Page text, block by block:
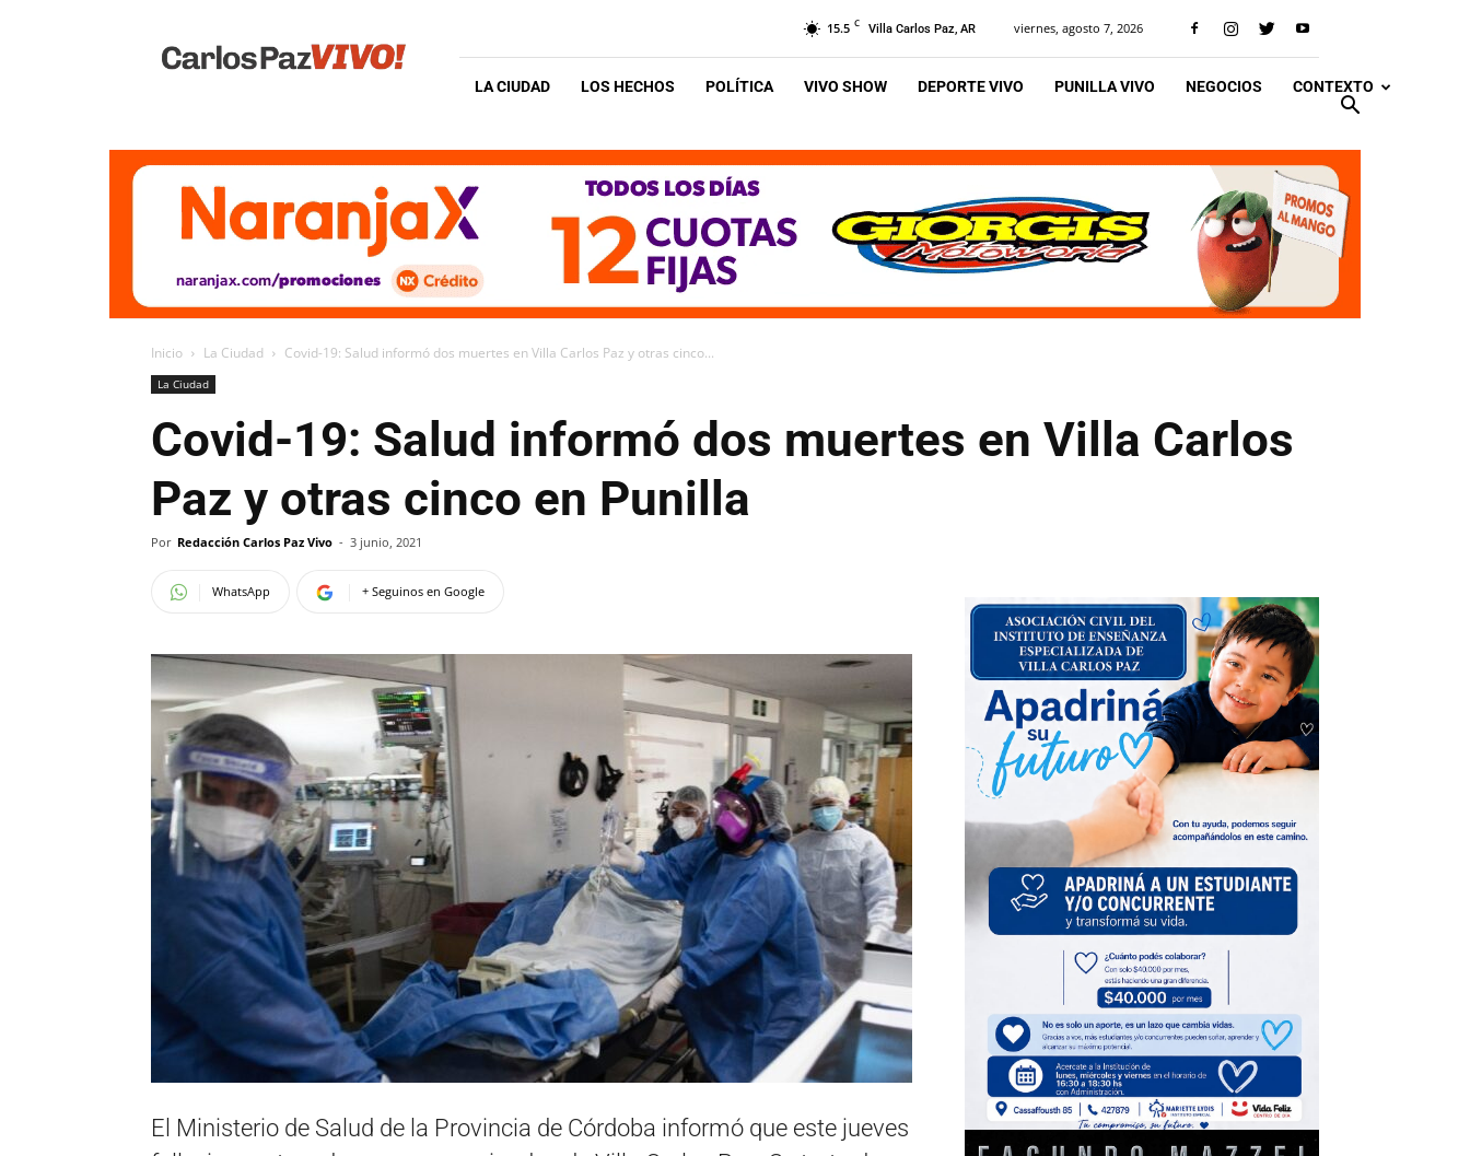
Vivo
15.5 C Villa Carlos Paz, AR viernes, agosto 7, 2026
LA CIUDAD LOS HECHOS POLÍTICA VIVO SHOW DEPORTE VIVO PUNILLA VIVO NEGOCIOS CONTEXTO
Inicio La Ciudad Covid-19: Salud informó dos muertes en Villa Carlos Paz y otras cinco...
La Ciudad
Covid-19: Salud informó dos muertes en Villa Carlos
Paz y otras cinco en Punilla
Por Redacción Carlos Paz Vivo - 3 junio, 2021
WhatsApp + Seguinos en Google
El Ministerio de Salud de la Provincia de Córdoba informó que este jueves